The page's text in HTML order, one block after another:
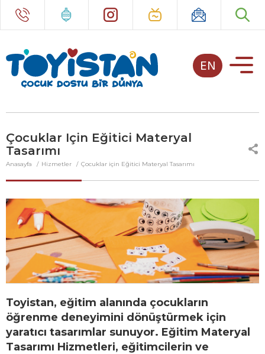
EN
Çocuklar Için Eğitici Materyal
Tasarımı
Anasayfa Hizmetler Çocuklar için Eğitici Materyal Tasarımı
Toyistan, eğitim alanında çocukların
öğrenme deneyimini dönüştürmek için
yaratıcı tasarımlar sunuyor. Eğitim Materyal
Tasarımı Hizmetleri, eğitimcilerin ve